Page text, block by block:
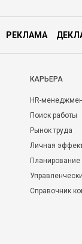
РЕКЛАМА
КАРЬЕРА
HR-
Поиск работы
Рынок труда
Личная
Планирование
Справочник